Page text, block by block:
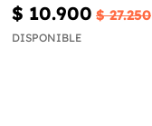
$ 10.900 $ 27.250
DISPONIBLE